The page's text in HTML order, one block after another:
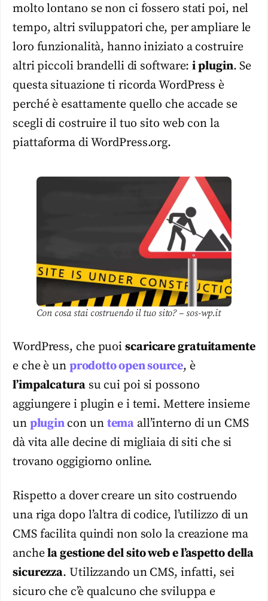
molto lontano se non ci fossero stati poi, nel
tempo, altri sviluppatori che, per ampliare le
loro funzionalità, hanno iniziato a costruire
altri piccoli brandelli di software:i plugin. Se
questa situazione ti ricorda WordPress è
perché è esattamente quello che accade se
scegli di costruire il tuo sito web con la
piattaforma di WordPress.org.
Con cosa stai costruendo il tuo sito? – sos-wp.it
WordPress, che puoi scaricare gratuitamente
e che è un prodotto open source, è
l’impalcaturasu cui poi si possono
aggiungere i plugin e i temi. Mettere insieme
un plugincon un temaall’interno di un CMS
dà vita alle decine di migliaia di siti che si
trovano oggigiorno online.
Rispetto a dover creare un sito costruendo
una riga dopo l’altra di codice, l’utilizzo di un
CMS facilita quindi non solo la creazione ma
anchela gestione del sito web e l’aspetto della
sicurezza. Utilizzando un CMS, infatti, sei
sicuro che c’è qualcuno che sviluppa e